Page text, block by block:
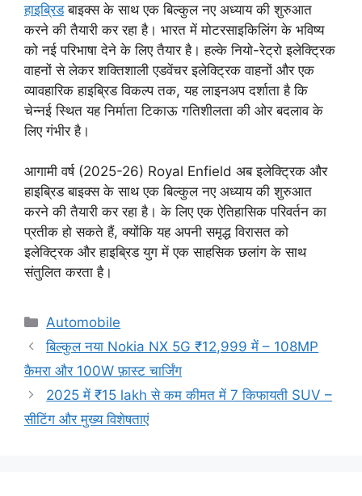
हाइब्रिडबाइक्स के साथ एक बिल्कुल नए अध्याय की शुरुआत
करने की तैयारी कर रहा है। भारत में मोटरसाइकिलिंग के भविष्य
को नई परिभाषा देने के लिए तैयार है। हल्के नियो-रेट्रो इलेक्ट्रिक
वाहनों से लेकर शक्तिशाली एडवेंचर इलेक्ट्रिक वाहनों और एक
व्यावहारिक हाइब्रिड विकल्प तक, यह लाइनअप दर्शाता है कि
चेन्नई स्थित यह निर्माता टिकाऊ गतिशीलता की ओर बदलाव के
लिए गंभीर है।
आगामी वर्ष (2025-26) Royal Enfield अब इलेक्ट्रिक और
हाइब्रिड बाइक्स के साथ एक बिल्कुल नए अध्याय की शुरुआत
करने की तैयारी कर रहा है। के लिए एक ऐतिहासिक परिवर्तन का
प्रतीक हो सकते हैं, क्योंकि यह अपनी समृद्ध विरासत को
इलेक्ट्रिक और हाइब्रिड युग में एक साहसिक छलांग के साथ
संतुलित करता है।
Categories
Automobile
बिल्कुल नया Nokia NX 5G ₹12,999 में – 108MP
कैमरा और 100W फ़ास्ट चार्जिंग
2025 में ₹15 lakh से कम कीमत में 7 किफायती SUV –
सीटिंग और मुख्य विशेषताएं